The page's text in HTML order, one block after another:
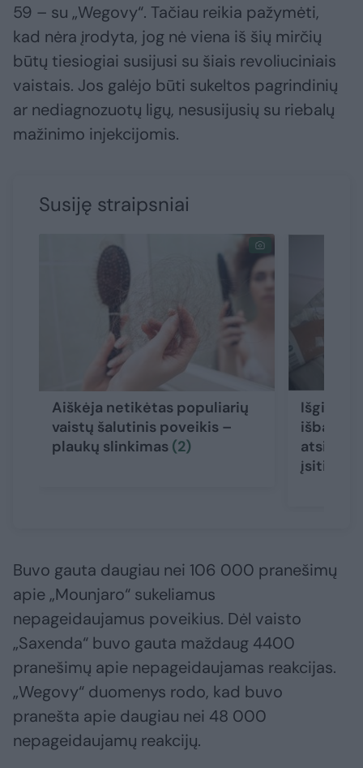
59 – su „Wegovy“. Tačiau reikia pažymėti,
kad nėra įrodyta, jog nė viena iš šių mirčių
būtų tiesiogiai susijusi su šiais revoliuciniais
vaistais. Jos galėjo būti sukeltos pagrindinių
ar nediagnozuotų ligų, nesusijusių su riebalų
mažinimo injekcijomis.
Susiję straipsniai
Aiškėja netikėtas populiarių
vaistų šalutinis poveikis –
plaukų slinkimas (2)
Išgirtą
atsidūrė
Buvo gauta daugiau nei 106 000 pranešimų
apie „Mounjaro“ sukeliamus
nepageidaujamus poveikius. Dėl vaisto
„Saxenda“ buvo gauta maždaug 4400
pranešimų apie nepageidaujamas reakcijas.
„Wegovy“ duomenys rodo, kad buvo
pranešta apie daugiau nei 48 000
nepageidaujamų reakcijų.